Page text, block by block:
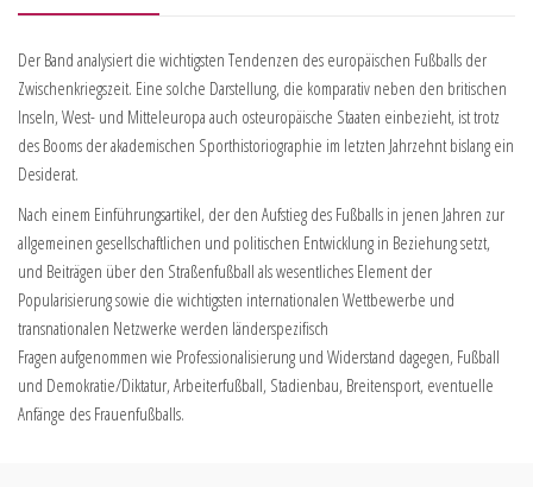
Der Band analysiert die wichtigsten Tendenzen des europäischen Fußballs der
Zwischenkriegszeit. Eine solche Darstellung, die komparativ neben den britischen
Inseln, West- und Mitteleuropa auch osteuropäische Staaten einbezieht, ist trotz
des Booms der akademischen Sporthistoriographie im letzten Jahrzehnt bislang ein
Desiderat.
Nach einem Einführungsartikel, der den Aufstieg des Fußballs in jenen Jahren zur
allgemeinen gesellschaftlichen und politischen Entwicklung in Beziehung setzt,
und Beiträgen über den Straßenfußball als wesentliches Element der
Popularisierung sowie die wichtigsten internationalen Wettbewerbe und
transnationalen Netzwerke werden länderspezifisch
Fragen aufgenommen wie Professionalisierung und Widerstand dagegen, Fußball
und Demokratie/Diktatur, Arbeiterfußball, Stadienbau, Breitensport, eventuelle
Anfänge des Frauenfußballs.